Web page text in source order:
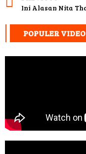
POPULER VIDEO